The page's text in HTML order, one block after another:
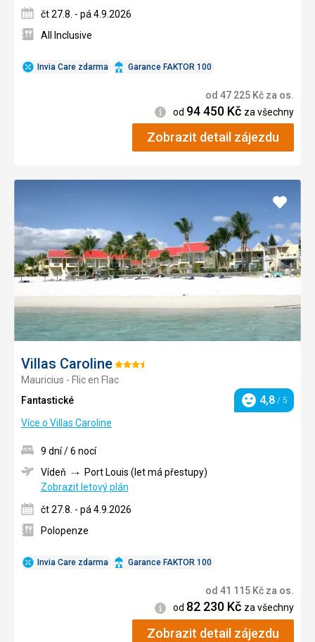
Invia Care zdarma Garance FAKTOR 100
čt 27.8. - pá 4.9.2026
All Inclusive
od 47 225 Kč za os.
Informace
od 94 450 Kč za všechny
Zobrazit detail zájezdu
Villas CarolineHodnocení:
3.5/5
Mauricius - Flic en Flac
Fantastické
Hodnocení
4,8 / 5
Více o Villas Caroline
Přidat
Invia Care zdarma Garance FAKTOR 100
9 dní / 6 nocí
Vídeň
Port Louis (let má přestupy)
Zobrazit letový plán
čt 27.8. - pá 4.9.2026
Polopenze
od 41 115 Kč za os.
Informace
od 82 230 Kč za všechny
Zobrazit detail zájezdu